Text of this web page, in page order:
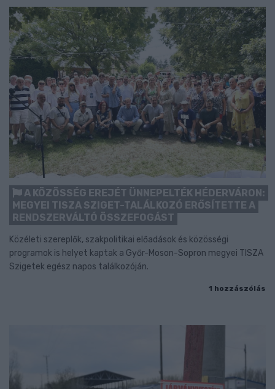
A KÖZÖSSÉG EREJÉT ÜNNEPELTÉK HÉDERVÁRON:
MEGYEI TISZA SZIGET-TALÁLKOZÓ ERŐSÍTETTE A
RENDSZERVÁLTÓ ÖSSZEFOGÁST
Közéleti szereplők, szakpolitikai előadások és közösségi
programok is helyet kaptak a Győr-Moson-Sopron megyei TISZA
Szigetek egész napos találkozóján.
1 hozzászólás